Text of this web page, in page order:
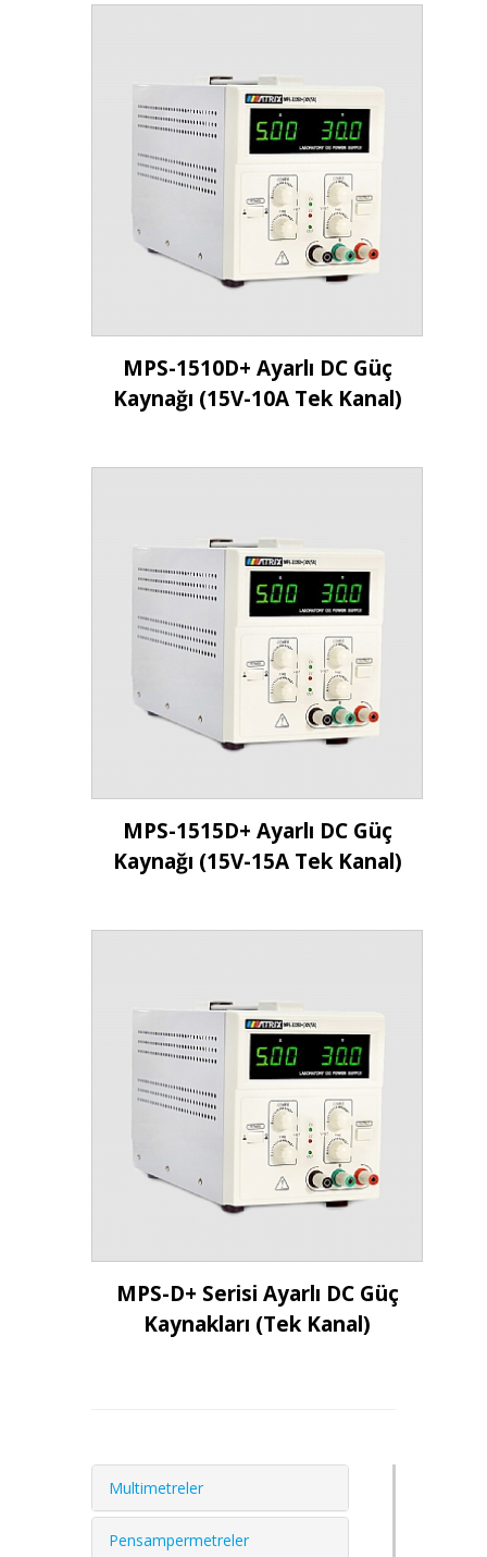
İncele
MPS-1510D+ Ayarlı DC Güç
Kaynağı (15V-10A Tek Kanal)
İncele
MPS-1515D+ Ayarlı DC Güç
Kaynağı (15V-15A Tek Kanal)
İncele
MPS-D+ Serisi Ayarlı DC Güç
Kaynakları (Tek Kanal)
Multimetreler
Pensampermetreler